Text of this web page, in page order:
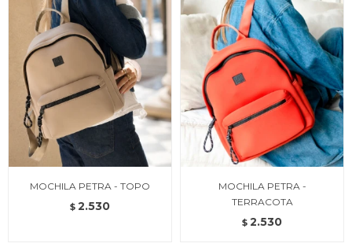
MOCHILA PETRA - TOPO
$ 2.530
MOCHILA PETRA -
TERRACOTA
$ 2.530